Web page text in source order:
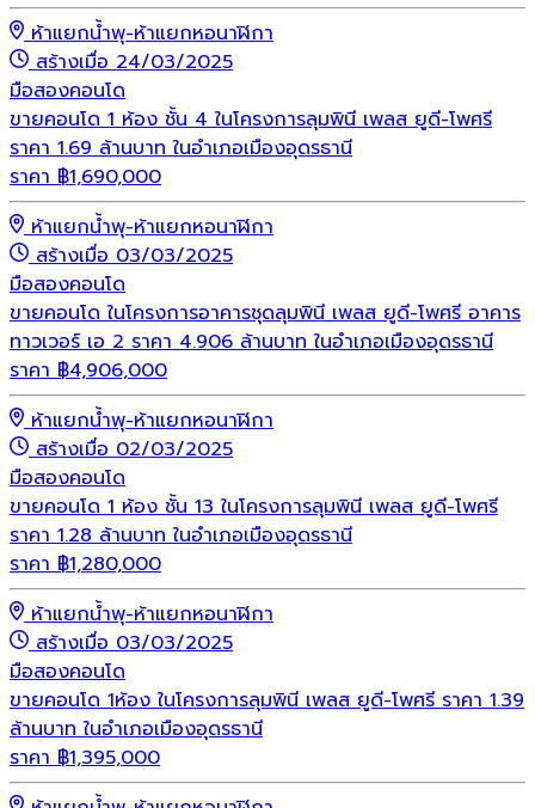
ห้าแยกน้ำพุ-ห้าแยกหอนาฬิกา
สร้างเมื่อ 24/03/2025
มือสองคอนโด
ขายคอนโด 1 ห้อง ชั้น 4 ในโครงการลุมพินี เพลส ยูดี-โพศรี
ราคา 1.69 ล้านบาท ในอำเภอเมืองอุดรธานี
ราคา ฿1,690,000
ห้าแยกน้ำพุ-ห้าแยกหอนาฬิกา
สร้างเมื่อ 03/03/2025
มือสองคอนโด
ขายคอนโด ในโครงการอาคารชุดลุมพินี เพลส ยูดี-โพศรี อาคาร
ทาวเวอร์ เอ 2 ราคา 4.906 ล้านบาท ในอำเภอเมืองอุดรธานี
ราคา ฿4,906,000
ห้าแยกน้ำพุ-ห้าแยกหอนาฬิกา
สร้างเมื่อ 02/03/2025
มือสองคอนโด
ขายคอนโด 1 ห้อง ชั้น 13 ในโครงการลุมพินี เพลส ยูดี-โพศรี
ราคา 1.28 ล้านบาท ในอำเภอเมืองอุดรธานี
ราคา ฿1,280,000
ห้าแยกน้ำพุ-ห้าแยกหอนาฬิกา
สร้างเมื่อ 03/03/2025
มือสองคอนโด
ขายคอนโด 1ห้อง ในโครงการลุมพินี เพลส ยูดี-โพศรี ราคา 1.39
ล้านบาท ในอำเภอเมืองอุดรธานี
ราคา ฿1,395,000